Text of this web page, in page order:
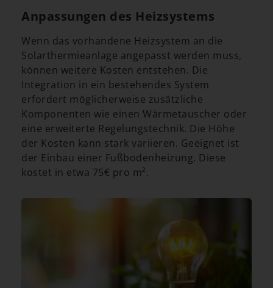
Anpassungen des Heizsystems
Wenn das vorhandene Heizsystem an die
Solarthermieanlage angepasst werden muss,
können weitere Kosten entstehen. Die
Integration in ein bestehendes System
erfordert möglicherweise zusätzliche
Komponenten wie einen Wärmetauscher oder
eine erweiterte Regelungstechnik. Die Höhe
der Kosten kann stark variieren. Geeignet ist
der Einbau einer Fußbodenheizung. Diese
kostet in etwa 75€ pro m².